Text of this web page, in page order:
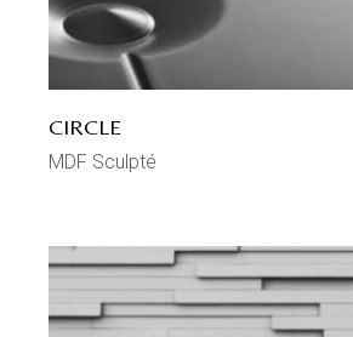
CIRCLE
MDF Sculpté